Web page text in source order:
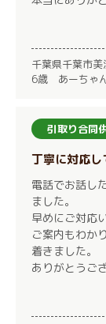
千葉県千葉市
6歳 あーちゃ
引取り合同
丁寧に対応
電話でお話し
ました。
早めにご対応
ご案内もわか
着きました。
ありがとうご